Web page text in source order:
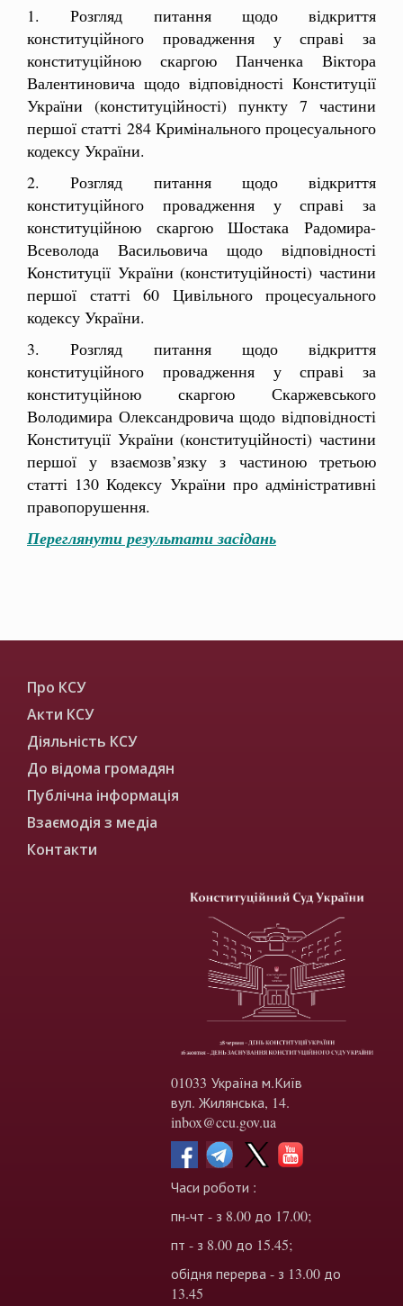
1. Розгляд питання щодо відкриття
конституційного провадження у справі за
конституційною скаргою Панченка Віктора
Валентиновича щодо відповідності Конституції
України (конституційності) пункту 7 частини
першої статті 284 Кримінального процесуального
кодексу України.
2. Розгляд питання щодо відкриття
конституційного провадження у справі за
конституційною скаргоюШостака Радомира-
Всеволода Васильовича щодо відповідності
Конституції України (конституційності) частини
першої статті 60 Цивільного процесуального
кодексу України.
3. Розгляд питання щодо відкриття
конституційного провадження у справі за
конституційною скаргою Скаржевського
Володимира Олександровича щодо відповідності
Конституції України (конституційності) частини
першої у взаємозв’язку з частиною третьою
статті 130 Кодексу України про адміністративні
правопорушення.
Переглянути результати засідань
Про КСУ
Акти КСУ
Діяльність КСУ
До відома громадян
Публічна інформація
Взаємодія з медіа
Контакти
01033 Україна м.Київ
вул. Жилянська, 14.
inbox@ccu.gov.ua
Часи роботи :
пн-чт - з 8.00 до 17.00;
пт - з 8.00 до 15.45;
обідня перерва - з 13.00 до
13.45